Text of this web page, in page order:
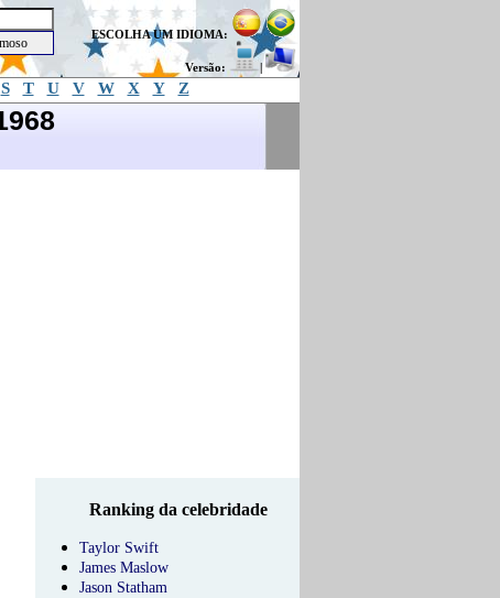
ESCOLHA UM IDIOMA:
Versão: |
S T U V W X Y Z
Ranking da celebridade
Taylor Swift
James Maslow
Jason Statham